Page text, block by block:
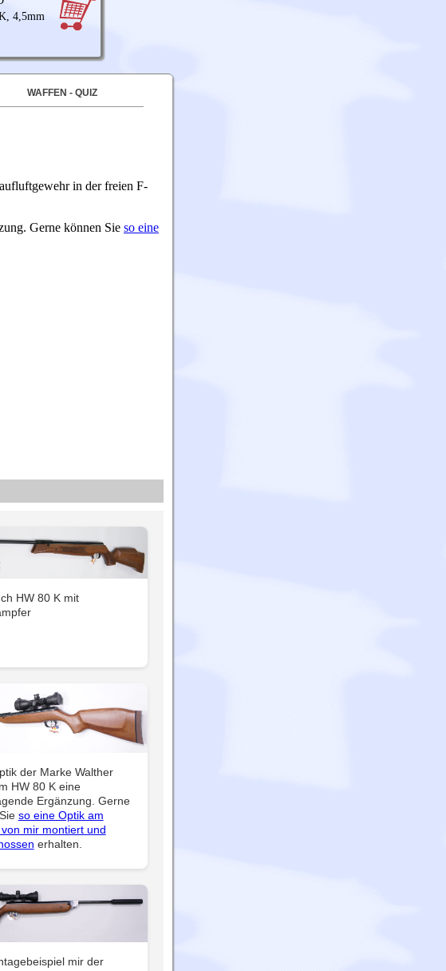
4,5mm
WAFFEN - QUIZ
in der freien F-
Gerne können Sie so eine
HW 80 K mit
der Marke Walther
HW 80 K eine
Ergänzung. Gerne
so eine Optik am
mir montiert und
erhalten.
mir der